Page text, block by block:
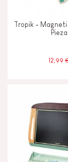
Tropik - Magneti
Pieza
12,99